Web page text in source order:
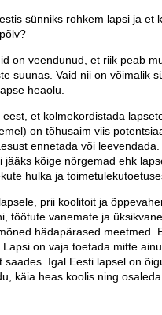
sünniks rohkem lapsi ja et
on veendunud, et riik peab
suunas. Vaid nii on võimalik
heaolu.
et kolmekordistada
on tõhusaim viis
ennetada või
jääks kõige nõrgemad ehk
hulka ja
prii koolitoit ja
töötute vanemate ja
hädapärased meetmed.
on vaja toetada mitte
Igal Eesti lapsel on
käia heas koolis ning